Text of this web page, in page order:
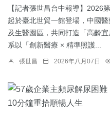
【記者張世昌台中報導】2026
起於臺北世貿一館登場，中國
及生醫園區，共同打造「高齡
系以「創新醫療 × 精準照護...
張世昌 2026年八月07日